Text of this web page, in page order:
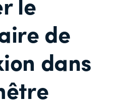
le
de
dans